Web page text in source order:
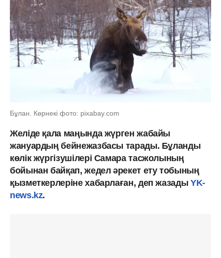
Бұлан. Көрнекі фото: pixabay.com
Желіде қала маңында жүрген жабайы
жануардың бейнежазбасы тарады. Бұланды
көлік жүргізушілері Самара тасжолының
бойынан байқап, жедел әрекет ету тобының
қызметкерлеріне хабарлаған, деп жазады YK-
news.kz.